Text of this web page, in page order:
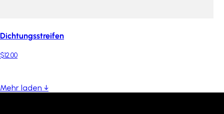
Dichtungsstreifen
$12.00
Mehr laden ↓